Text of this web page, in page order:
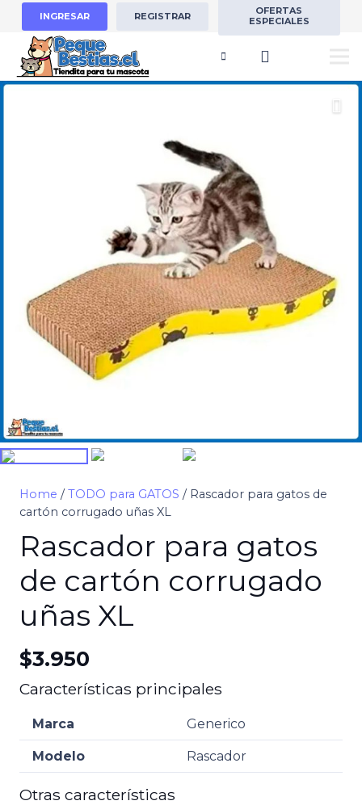
INGRESAR REGISTRAR
OFERTAS
ESPECIALES
Home /TODO para GATOS / Rascador para gatos de
cartón corrugado uñas XL
Rascador para gatos
de cartón corrugado
uñas XL
$3.950
Características principales
Marca Generico
Modelo Rascador
Otras características